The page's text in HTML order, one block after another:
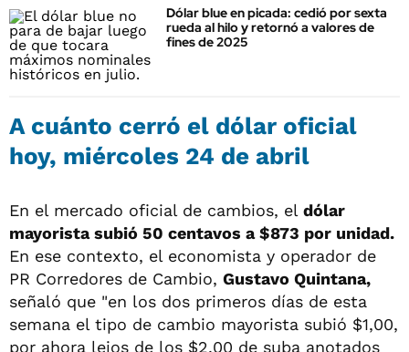
Dólar blue en picada: cedió por sexta
rueda al hilo y retornó a valores de
fines de 2025
A cuánto cerró el dólar oficial
hoy, miércoles 24 de abril
En el mercado oficial de cambios, el dólar
mayorista subió 50 centavos a $873 por unidad.
En ese contexto, el economista y operador de
PR Corredores de Cambio, Gustavo Quintana,
señaló que "en los dos primeros días de esta
semana el tipo de cambio mayorista subió $1,00,
por ahora lejos de los $2,00 de suba anotados